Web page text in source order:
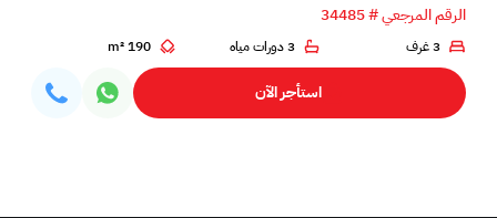
الرقم المرجعي # 34485
3 غرف 3 دورات مياه 190 m²
استأجر الآن